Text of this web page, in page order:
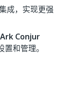
成，实现更强
Conjur
和管理。